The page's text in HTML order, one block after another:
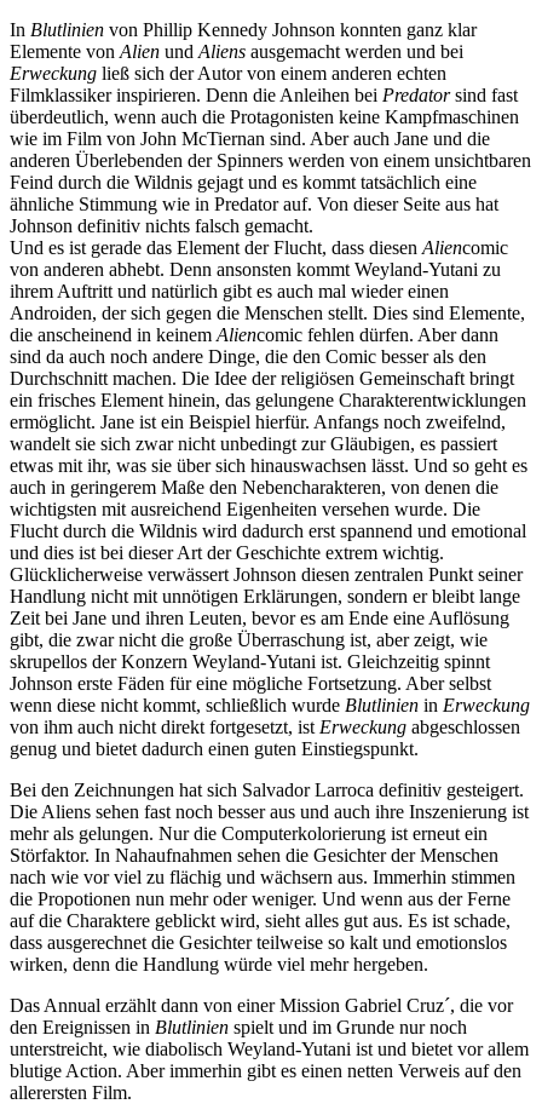
In Blutlinien von Phillip Kennedy Johnson konnten ganz klar
Elemente von Alien und Aliens ausgemacht werden und bei
Erweckung ließ sich der Autor von einem anderen echten
Filmklassiker inspirieren. Denn die Anleihen bei Predatorsind fast
überdeutlich, wenn auch die Protagonisten keine Kampfmaschinen
wie im Film von John McTiernan sind. Aber auch Jane und die
anderen Überlebenden der Spinners werden von einem unsichtbaren
Feind durch die Wildnis gejagt und es kommt tatsächlich eine
ähnliche Stimmung wie in Predator auf. Von dieser Seite aus hat
Johnson definitiv nichts falsch gemacht.
Und es ist gerade das Element der Flucht, dass diesen Aliencomic
von anderen abhebt. Denn ansonsten kommt Weyland-Yutani zu
ihrem Auftritt und natürlich gibt es auch mal wieder einen
Androiden, der sich gegen die Menschen stellt. Dies sind Elemente,
die anscheinend in keinem Aliencomic fehlen dürfen. Aber dann
sind da auch noch andere Dinge, die den Comic besser als den
Durchschnitt machen. Die Idee der religiösen Gemeinschaft bringt
ein frisches Element hinein, das gelungene Charakterentwicklungen
ermöglicht. Jane ist ein Beispiel hierfür. Anfangs noch zweifelnd,
wandelt sie sich zwar nicht unbedingt zur Gläubigen, es passiert
etwas mit ihr, was sie über sich hinauswachsen lässt. Und so geht es
auch in geringerem Maße den Nebencharakteren, von denen die
wichtigsten mit ausreichend Eigenheiten versehen wurde. Die
Flucht durch die Wildnis wird dadurch erst spannend und emotional
und dies ist bei dieser Art der Geschichte extrem wichtig.
Glücklicherweise verwässert Johnson diesen zentralen Punkt seiner
Handlung nicht mit unnötigen Erklärungen, sondern er bleibt lange
Zeit bei Jane und ihren Leuten, bevor es am Ende eine Auflösung
gibt, die zwar nicht die große Überraschung ist, aber zeigt, wie
skrupellos der Konzern Weyland-Yutani ist. Gleichzeitig spinnt
Johnson erste Fäden für eine mögliche Fortsetzung. Aber selbst
wenn diese nicht kommt, schließlich wurde Blutlinien in Erweckung
von ihm auch nicht direkt fortgesetzt, ist Erweckung abgeschlossen
genug und bietet dadurch einen guten Einstiegspunkt.
Bei den Zeichnungen hat sich Salvador Larroca definitiv gesteigert.
Die Aliens sehen fast noch besser aus und auch ihre Inszenierung ist
mehr als gelungen. Nur die Computerkolorierung ist erneut ein
Störfaktor. In Nahaufnahmen sehen die Gesichter der Menschen
nach wie vor viel zu flächig und wächsern aus. Immerhin stimmen
die Propotionen nun mehr oder weniger. Und wenn aus der Ferne
auf die Charaktere geblickt wird, sieht alles gut aus. Es ist schade,
dass ausgerechnet die Gesichter teilweise so kalt und emotionslos
wirken, denn die Handlung würde viel mehr hergeben.
Das Annual erzählt dann von einer Mission Gabriel Cruz´, die vor
den Ereignissen in Blutlinien spielt und im Grunde nur noch
unterstreicht, wie diabolisch Weyland-Yutani ist und bietet vor allem
blutige Action. Aber immerhin gibt es einen netten Verweis auf den
allerersten Film.